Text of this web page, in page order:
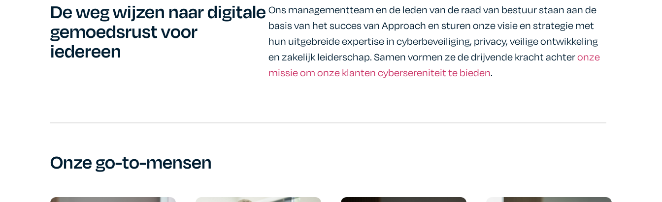
De weg wijzen naar digitale
gemoedsrust voor
iedereen
Ons managementteam en de leden van de raad van bestuur staan aan de
basis van het succes van Approach en sturen onze visie en strategie met
hun uitgebreide expertise in cyberbeveiliging, privacy, veilige ontwikkeling
en zakelijk leiderschap. Samen vormen ze de drijvende kracht achteronze
missie om onze klanten cybersereniteit te bieden.
Onze go-to-mensen